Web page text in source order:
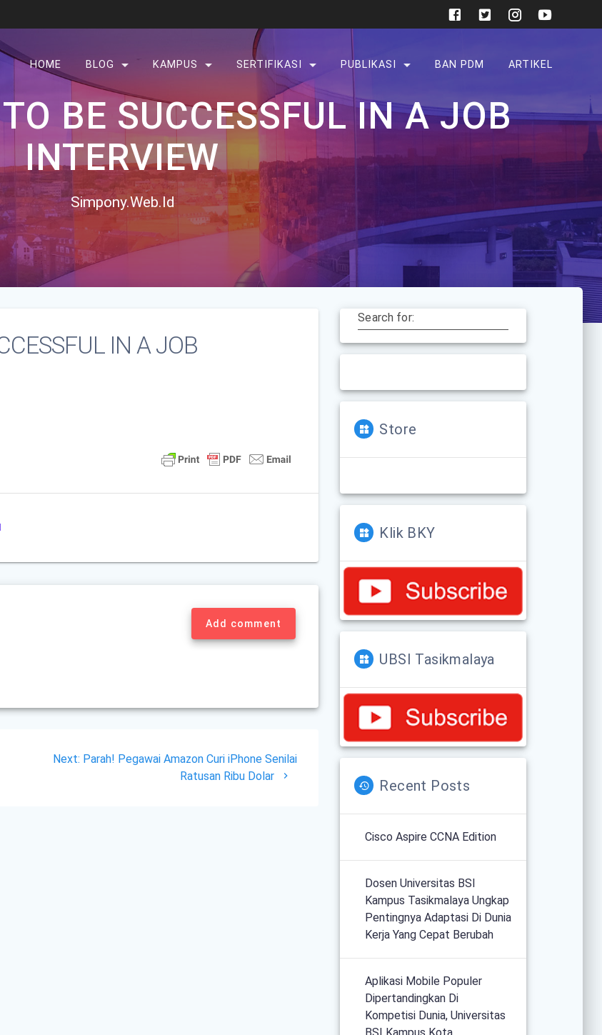
HOME BLOG KAMPUS SERTIFIKASI PUBLIKASI BAN PDM ARTIKEL
BE SUCCESSFUL IN A JOB
INTERVIEW
Simpony.Web.Id
IN A JOB
Add comment
Next: Next
Parah! Pegawai Amazon Curi iPhone Senilai
Ratusan Ribu Dolar
Search for:
Store
Klik BKY
UBSI Tasikmalaya
Recent Posts
Cisco Aspire CCNA Edition
Dosen Universitas BSI
Kampus Tasikmalaya Ungkap
Pentingnya Adaptasi Di Dunia
Kerja Yang Cepat Berubah
Aplikasi Mobile Populer
Dipertandingkan Di
Kompetisi Dunia, Universitas